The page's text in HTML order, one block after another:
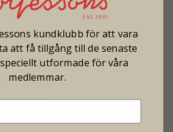
- JEWELRY - WATCHES
kundklubb för att vara
att få tillgång till de senaste
utformade för våra
medlemmar.